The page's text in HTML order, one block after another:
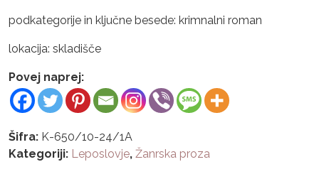
podkategorije in ključne besede: krimnalni roman
lokacija: skladišče
Povej naprej:
Šifra: K-650/10-24/1A
Kategoriji: Leposlovje, Žanrska proza